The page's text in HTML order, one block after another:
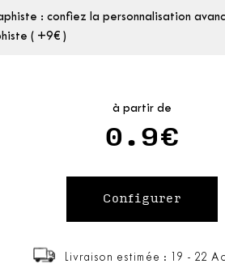
: confiez la personnalisation
( +9€ )
à partir de
0.9€
Livraison estimée : 19 - 22